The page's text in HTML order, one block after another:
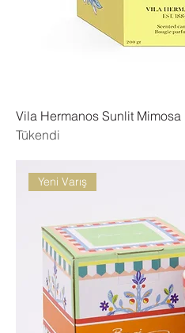
Vila Hermanos Sunlit Mimosa
Tükendi
Yeni Varış